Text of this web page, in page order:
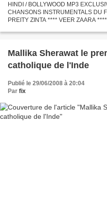
HINDI / BOLLYWOOD MP3
CHANSONS INSTRUMENTALS DU
PREITY ZINTA **** VEER ZAARA
Do Pal - Veer...
Mallika Sherawat le
catholique de l'Inde
Publié le 29/06/2008 à 20:04
Par fix